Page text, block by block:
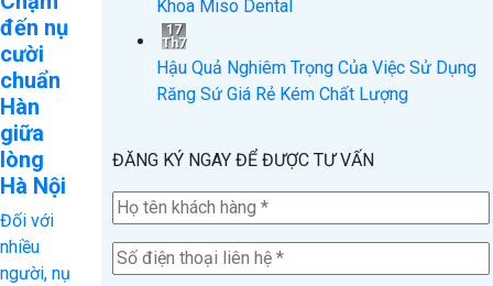
đến nụ
cười
chuẩn
Hàn
giữa
lòng
Hà Nội
Đối với
nhiều
người, nụ
Khoa Miso Dental
17
Th7
Hậu Quả Nghiêm Trọng Của Việc Sử Dụng
Răng Sứ Giá Rẻ Kém Chất Lượng
ĐĂNG KÝ NGAY ĐỂ ĐƯỢC TƯ VẤN